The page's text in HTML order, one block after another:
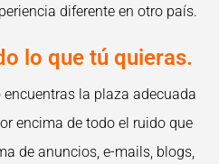
diferente en otro país.
lo que tú quieras.
la plaza adecuada
encima de todo el ruido que
de anuncios, e-mails, blogs,